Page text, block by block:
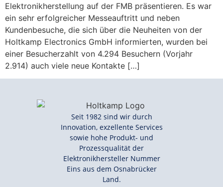
Elektronikherstellung auf der FMB präsentieren. Es war
ein sehr erfolgreicher Messeauftritt und neben
Kundenbesuche, die sich über die Neuheiten von der
Holtkamp Electronics GmbH informierten, wurden bei
einer Besucherzahlt von 4.294 Besuchern (Vorjahr
2.914) auch viele neue Kontakte […]
Seit 1982 sind wir durch
Innovation, exzellente Services
sowie hohe Produkt- und
Prozessqualität der
Elektronikhersteller Nummer
Eins aus dem Osnabrücker
Land.